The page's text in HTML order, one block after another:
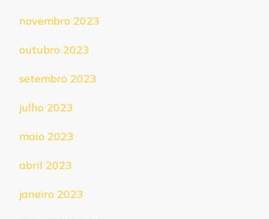
novembro 2023
outubro 2023
setembro 2023
julho 2023
maio 2023
abril 2023
janeiro 2023